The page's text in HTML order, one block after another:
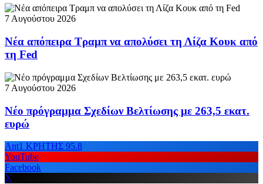
7 Αυγούστου 2026
Νέα απόπειρα Τραμπ να απολύσει τη Λίζα Κουκ από
τη Fed
7 Αυγούστου 2026
Νέο πρόγραμμα Σχεδίων Βελτίωσης με 263,5 εκατ.
ευρώ
Ant1 ΚΡΗΤΗΣ 95.8
YouTube
Facebook
X